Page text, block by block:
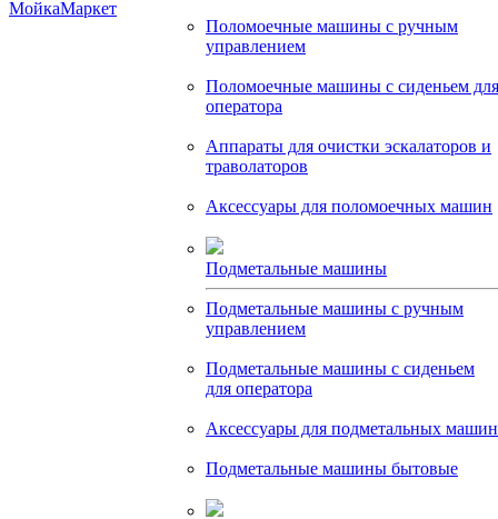
Поломоечные машины с ручным
управлением
Поломоечные машины с сиденьем для
оператора
Аппараты для очистки эскалаторов и
траволаторов
Аксессуары для поломоечных машин
Подметальные машины
Подметальные машины с ручным
управлением
Подметальные машины с сиденьем
для оператора
Аксессуары для подметальных машин
Подметальные машины бытовые